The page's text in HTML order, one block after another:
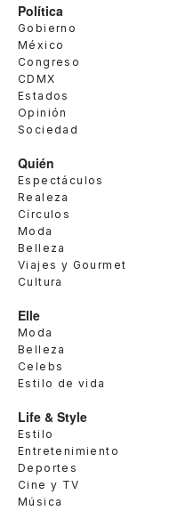
Política
Gobierno
México
Congreso
CDMX
Estados
Opinión
Sociedad
Quién
Espectáculos
Realeza
Círculos
Moda
Belleza
Viajes y Gourmet
Cultura
Elle
Moda
Belleza
Celebs
Estilo de vida
Life & Style
Estilo
Entretenimiento
Deportes
Cine y TV
Música